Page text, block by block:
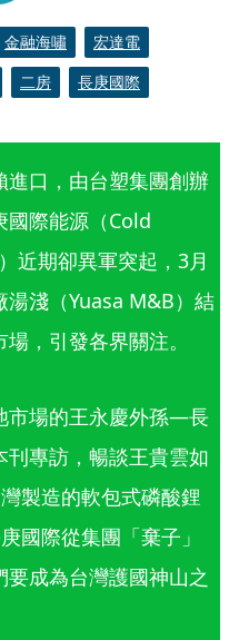
金融海嘯
宏達電
二房 長庚國際
口，由台塑集團創辦
國際能源（Cold
近期卻異軍突起，3月
淺（Yuasa M&B）結
，引發各界關注。
市場的王永慶外孫—長
刊專訪，暢談王貴雲如
製造的軟包式磷酸鋰
國際從集團「棄子」
成為台灣護國神山之